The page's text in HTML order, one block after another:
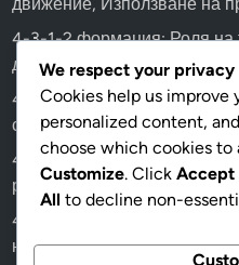
4-3-1-2 формация: Роля на
данни, Метрики за
4-3-1-2 формация:
състава, Гъвкавост на
4-3-1-2 Тактически
различни формации на
4-3-1-2 формация: Анализ
на играчите, управление
We respect your privacy
Cookies help us improve
personalized content,
choose which cookies
Customize. Click Accept
All to decline non-